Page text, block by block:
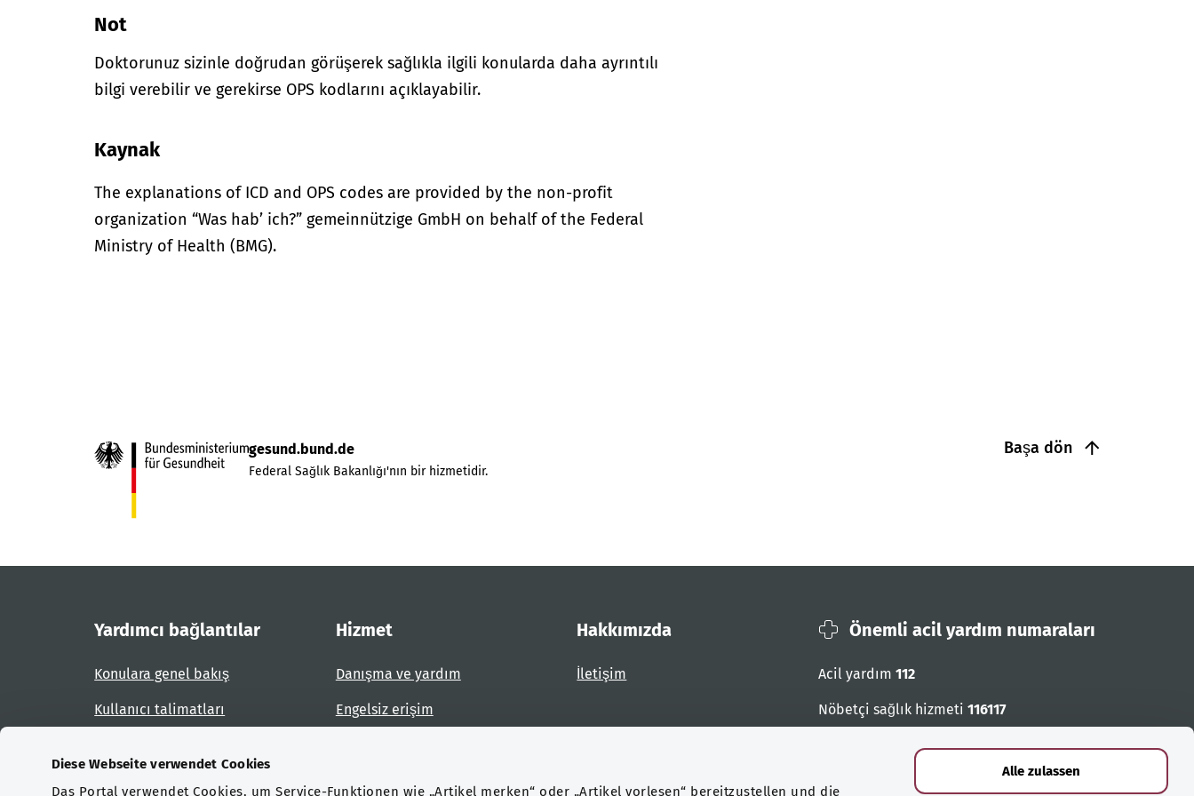
Diese Webseite verwendet Cookies
Das Portal verwendet Cookies, um Service-Funktionen wie „Artikel merken“ oder „Artikel vorlesen“ bereitzustellen und die
Alle zulassen
Not
Doktorunuz sizinle doğrudan görüşerek sağlıkla ilgili konularda daha ayrıntılı
bilgi verebilir ve gerekirse OPS kodlarını açıklayabilir.
Kaynak
The explanations of ICD and OPS codes are provided by the non-profit
organization “Was hab’ ich?” gemeinnützige GmbH on behalf of the Federal
Ministry of Health (BMG).
Başa dön
gesund.bund.de
Federal Sağlık Bakanlığı'nın bir hizmetidir.
Yardımcı bağlantılar
Konulara genel bakış
Kullanıcı talimatları
Hizmet
Danışma ve yardım
Engelsiz erişim
Hakkımızda
İletişim
Önemli acil yardım numaraları
Acil yardım 112
Nöbetçi sağlık hizmeti 116117
Acil cagri numaralari